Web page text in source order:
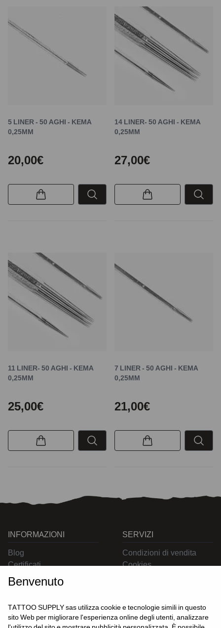
5 LINER - 50 AGHI - KEMA
0,25MM
20,00€
14 LINER- 50 AGHI - KEMA
0,25MM
27,00€
11 LINER- 50 AGHI - KEMA
0,25MM
25,00€
7 LINER - 50 AGHI - KEMA
0,25MM
21,00€
INFORMAZIONI
Blog
Certificati
Contatti
SERVIZI
Condizioni di vendita
Cookies
Benvenuto
TATTOO SUPPLY sas utilizza cookie e tecnologie simili in questo
sito Web per migliorare l'esperienza online degli utenti, analizzare